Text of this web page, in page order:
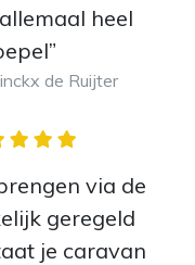
heel
de Ruijter
via de
geregeld
je caravan